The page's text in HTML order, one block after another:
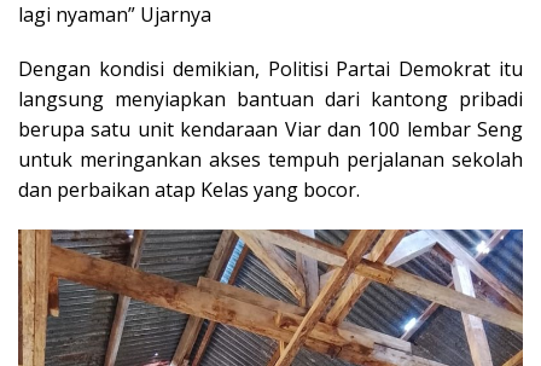
lagi nyaman” Ujarnya
Dengan kondisi demikian, Politisi Partai Demokrat itu
langsung menyiapkan bantuan dari kantong pribadi
berupa satu unit kendaraan Viar dan 100 lembar Seng
untuk meringankan akses tempuh perjalanan sekolah
dan perbaikan atap Kelas yang bocor.